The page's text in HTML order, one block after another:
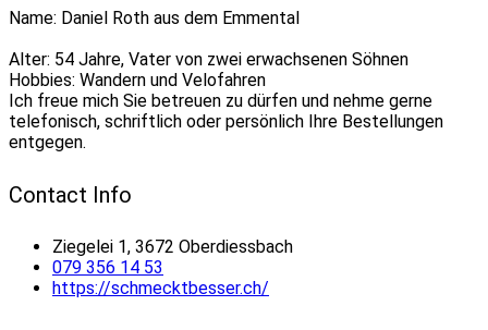
Name: Daniel Roth aus dem Emmental
Alter: 54 Jahre, Vater von zwei erwachsenen Söhnen
Hobbies: Wandern und Velofahren
Ich freue mich Sie betreuen zu dürfen und nehme gerne
telefonisch, schriftlich oder persönlich Ihre Bestellungen
entgegen.
Contact Info
Ziegelei 1, 3672 Oberdiessbach
079 356 14 53
https://schmecktbesser.ch/